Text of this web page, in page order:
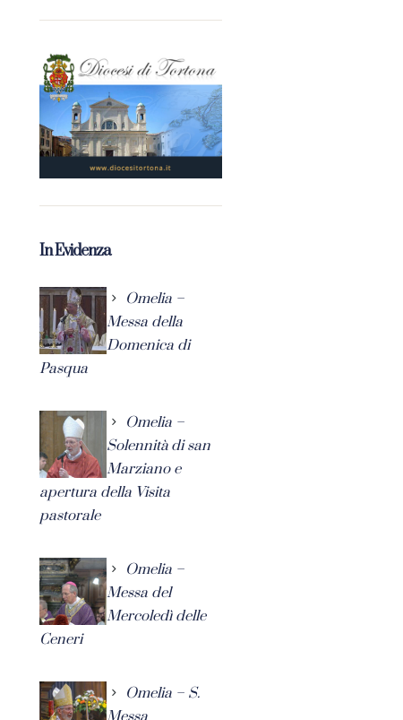
In Evidenza
Omelia –
Messa della
Domenica di
Pasqua
Omelia –
Solennità di san
Marziano e
apertura della Visita
pastorale
Omelia –
Messa del
Mercoledì delle
Ceneri
Omelia – S.
Messa